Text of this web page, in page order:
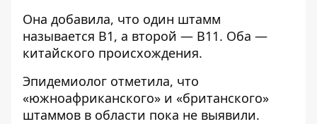
Она добавила, что один штамм
называется В1, а второй — В11. Оба —
китайского происхождения.
Эпидемиолог отметила, что
«южноафриканского» и «британского»
штаммов в области пока не выявили.